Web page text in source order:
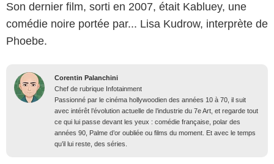
Son dernier film, sorti en 2007, était Kabluey, une
comédie noire portée par... Lisa Kudrow, interprète de
Phoebe.
Corentin Palanchini
Chef de rubrique Infotainment
Passionné par le cinéma hollywoodien des années 10 à 70, il suit
avec intérêt l’évolution actuelle de l’industrie du 7e Art, et regarde tout
ce qui lui passe devant les yeux : comédie française, polar des
années 90, Palme d’or oubliée ou films du moment. Et avec le temps
qu’il lui reste, des séries.